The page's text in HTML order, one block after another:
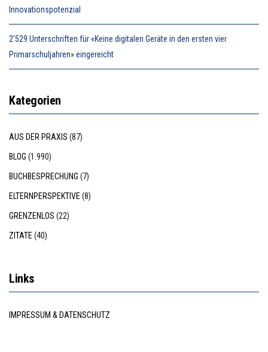
Innovationspotenzial
2’529 Unterschriften für «Keine digitalen Geräte in den ersten vier
Primarschuljahren» eingereicht
Kategorien
AUS DER PRAXIS (87)
BLOG (1.990)
BUCHBESPRECHUNG (7)
ELTERNPERSPEKTIVE(8)
GRENZENLOS (22)
ZITATE(40)
Links
IMPRESSUM & DATENSCHUTZ